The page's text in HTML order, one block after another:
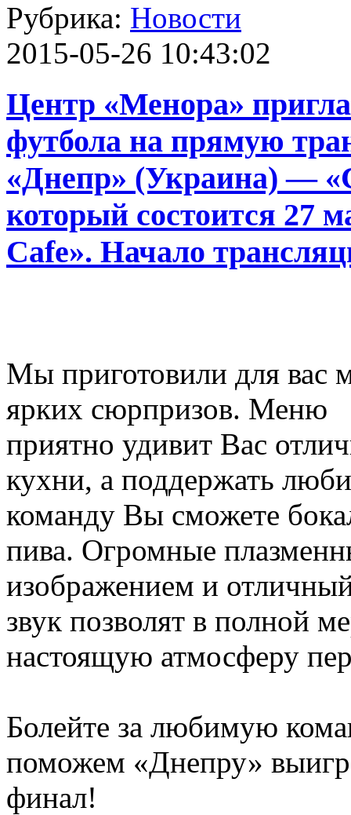
Рубрика: Новости
2015-05-26 10:43:02
Центр «Менора»
футбола на прямую
«Днепр» (Украина) —
который состоится 27
Cafe». Начало
Мы приготовили для вас
ярких сюрпризов. Меню
приятно удивит Вас
кухни, а поддержать
команду Вы сможете
пива. Огромные
изображением и
звук позволят в полной
настоящую атмосферу
Болейте за любимую
поможем «Днепру»
финал!